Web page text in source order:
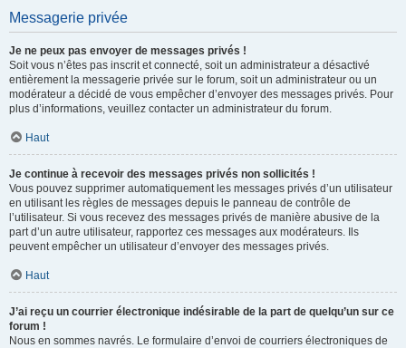
Messagerie privée
Je ne peux pas envoyer de messages privés !
Soit vous n’êtes pas inscrit et connecté, soit un administrateur a désactivé
entièrement la messagerie privée sur le forum, soit un administrateur ou un
modérateur a décidé de vous empêcher d’envoyer des messages privés. Pour
plus d’informations, veuillez contacter un administrateur du forum.
Haut
Je continue à recevoir des messages privés non sollicités !
Vous pouvez supprimer automatiquement les messages privés d’un utilisateur
en utilisant les règles de messages depuis le panneau de contrôle de
l’utilisateur. Si vous recevez des messages privés de manière abusive de la
part d’un autre utilisateur, rapportez ces messages aux modérateurs. Ils
peuvent empêcher un utilisateur d’envoyer des messages privés.
Haut
J’ai reçu un courrier électronique indésirable de la part de quelqu’un sur ce
forum !
Nous en sommes navrés. Le formulaire d’envoi de courriers électroniques de